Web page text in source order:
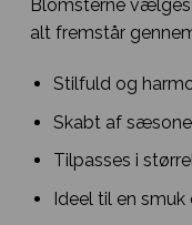
Blomsterne
alt fremstår
Stilfuld og
Skabt af
Tilpasses i
Ideel til en